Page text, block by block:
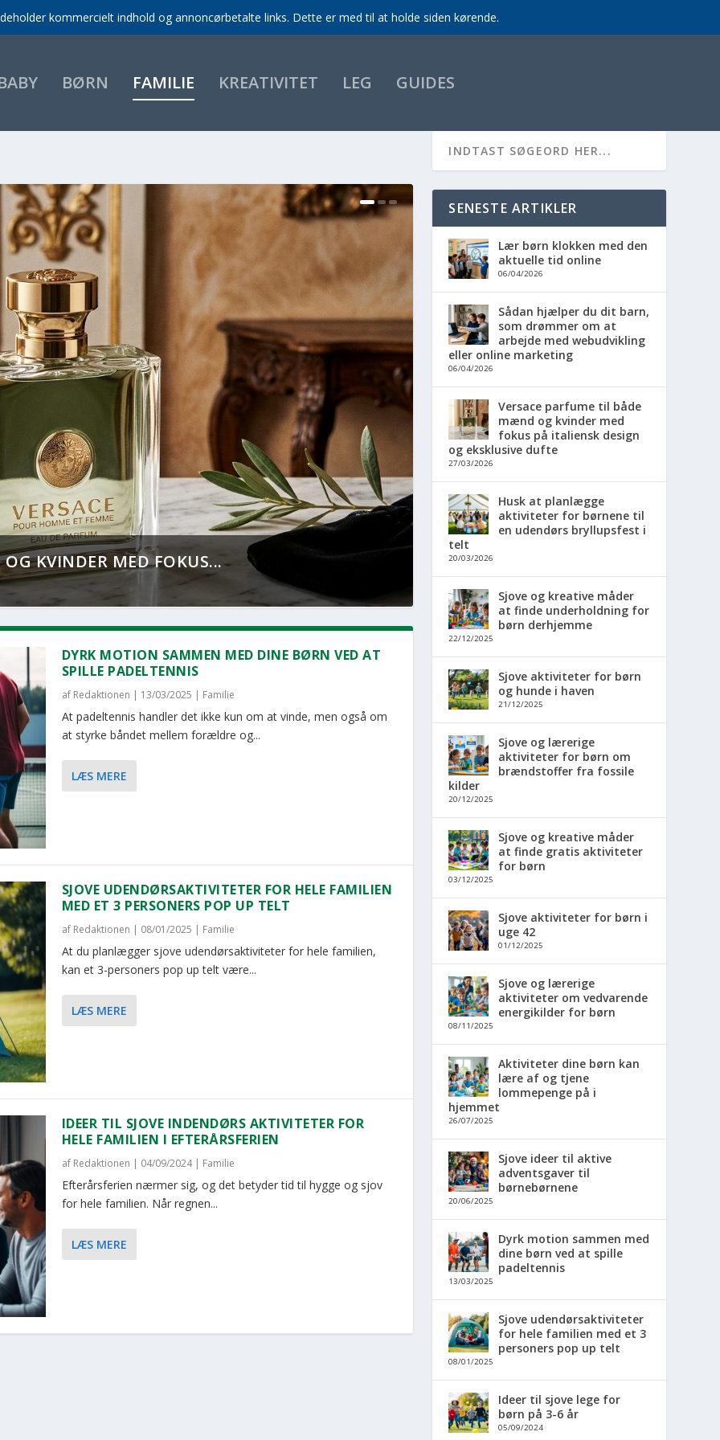
kommercielt indhold og annoncørbetalte links. Dette er med til at holde siden kørende.
BØRN FAMILIE KREATIVITET LEG GUIDES
KVINDER MED FOKUS...
VEDVARENDE ENERGI...
TIL BØRNEBØRNE...
DYRK MOTION SAMMEN MED DINE BØRN VED AT
SPILLE PADELTENNIS
af Redaktionen | 13/03/2025 | Familie
At padeltennis handler det ikke kun om at vinde, men også om
at styrke båndet mellem forældre og...
LÆS MERE
SJOVE UDENDØRSAKTIVITETER FOR HELE FAMILIEN
MED ET 3 PERSONERS POP UP TELT
af Redaktionen | 08/01/2025 | Familie
At du planlægger sjove udendørsaktiviteter for hele familien,
kan et 3-personers pop up telt være...
LÆS MERE
IDEER TIL SJOVE INDENDØRS AKTIVITETER FOR
HELE FAMILIEN I EFTERÅRSFERIEN
af Redaktionen | 04/09/2024| Familie
Efterårsferien nærmer sig, og det betyder tid til hygge og sjov
for hele familien. Når regnen...
LÆS MERE
SENESTE ARTIKLER
Lær børn klokken med den
aktuelle tid online
06/04/2026
Sådan hjælper du dit barn,
som drømmer om at
arbejde med webudvikling
eller online marketing
06/04/2026
Versace parfume til både
mænd og kvinder med
fokus på italiensk design
og eksklusive dufte
27/03/2026
Husk at planlægge
aktiviteter for børnene til
en udendørs bryllupsfest i
telt
20/03/2026
Sjove og kreative måder
at finde underholdning for
børn derhjemme
22/12/2025
Sjove aktiviteter for børn
og hunde i haven
21/12/2025
Sjove og lærerige
aktiviteter for børn om
brændstoffer fra fossile
kilder
20/12/2025
Sjove og kreative måder
at finde gratis aktiviteter
for børn
03/12/2025
Sjove aktiviteter for børn i
uge 42
01/12/2025
Sjove og lærerige
aktiviteter om vedvarende
energikilder for børn
08/11/2025
Aktiviteter dine børn kan
lære af og tjene
lommepenge på i
hjemmet
26/07/2025
Sjove ideer til aktive
adventsgaver til
børnebørnene
20/06/2025
Dyrk motion sammen med
dine børn ved at spille
padeltennis
13/03/2025
Sjove udendørsaktiviteter
for hele familien med et 3
personers pop up telt
08/01/2025
Ideer til sjove lege for
børn på 3-6 år
05/09/2024